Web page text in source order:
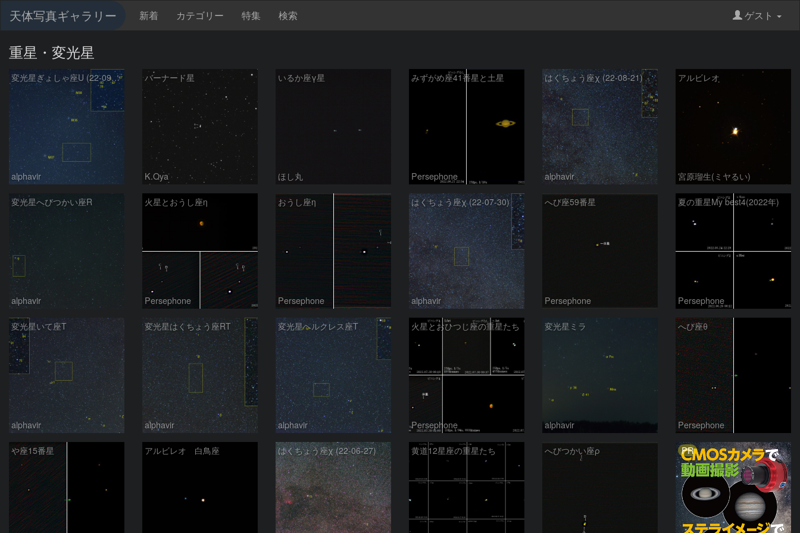
天体写真ギャラリー 新着 カテゴリー 特集 検索 ゲスト
重星・変光星
変光星ぎょしゃ座U (22-09-08)
alphavir
バーナード星
K.Oya
いるか座γ星
ほし丸
みずがめ座41番星と土星
Persephone
はくちょう座χ (22-08-21)
alphavir
アルビレオ
宮原瑠生(ミヤるい)
変光星へびつかい座R
alphavir
火星とおうし座η
Persephone
おうし座η
Persephone
はくちょう座χ (22-07-30)
alphavir
へび座59番星
Persephone
夏の重星My best4(2022年)
Persephone
変光星いて座T
alphavir
変光星はくちょう座RT
alphavir
変光星ヘルクレス座T
alphavir
火星とおひつじ座の重星たち
Persephone
変光星ミラ
alphavir
へび座θ
Persephone
や座15番星 アルビレオ 白鳥座 はくちょう座χ (22-06-27) 黄道12星座の重星たち へびつかい座ρ PR